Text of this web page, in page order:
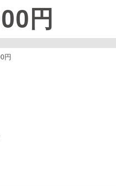
ファッション
円
円